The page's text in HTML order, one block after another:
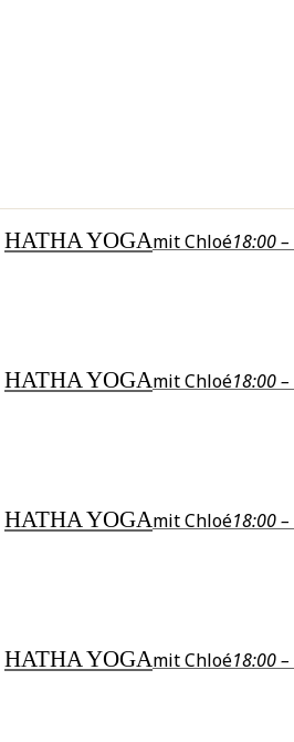
HATHA YOGAmit Chloé18:00
HATHA YOGAmit Chloé18:00
HATHA YOGAmit Chloé18:00
HATHA YOGAmit Chloé18:00